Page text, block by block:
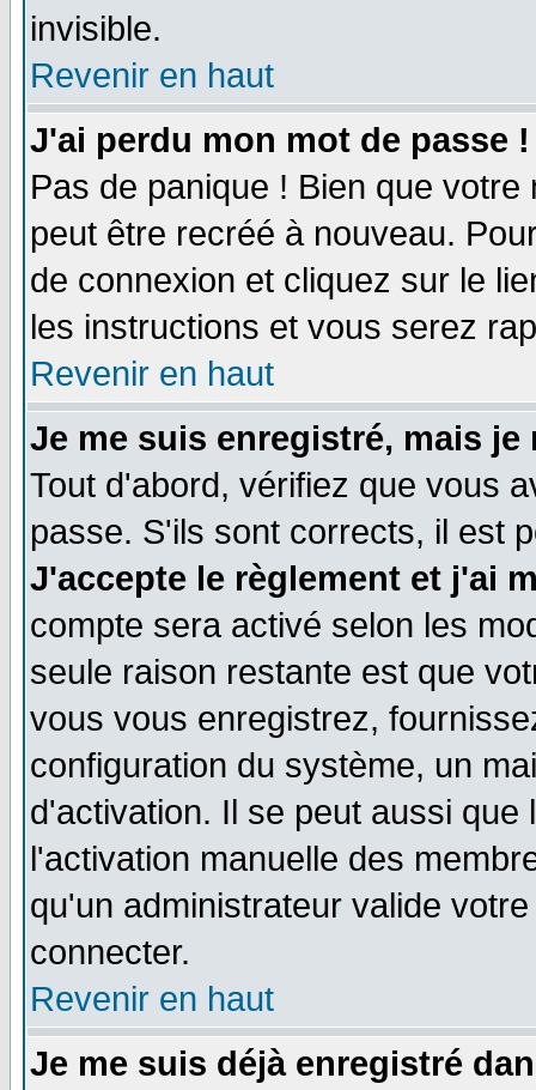
invisible.
Revenir en haut
J'ai perdu mon mot de passe !
Pas de panique ! Bien que
peut être recréé à nouveau.
de connexion et cliquez sur le
les instructions et vous serez
Revenir en haut
Je me suis enregistré, mais
Tout d'abord, vérifiez que vous
passe. S'ils sont corrects, il est
J'accepte le règlement et j'ai
compte sera activé selon les
seule raison restante est que
vous vous enregistrez,
configuration du système, un
d'activation. Il se peut aussi
l'activation manuelle des
qu'un administrateur valide
connecter.
Revenir en haut
Je me suis déjà enregistré